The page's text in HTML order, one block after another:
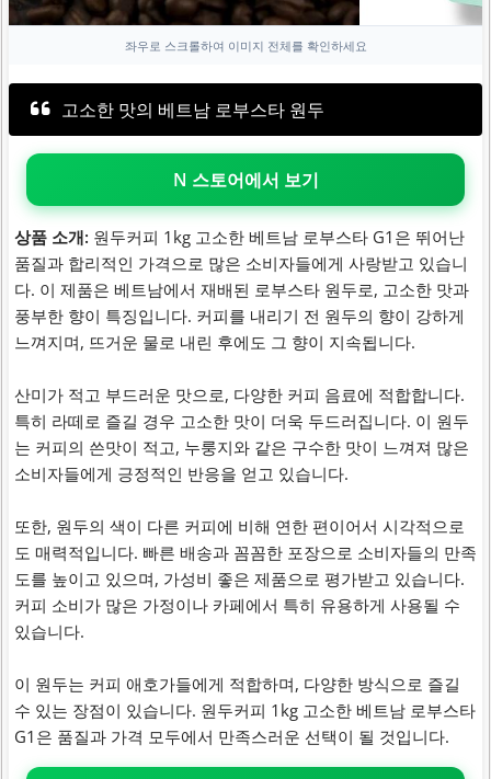
좌우로 스크롤하여 이미지 전체를 확인하세요
고소한 맛의 베트남 로부스타 원두
N 스토어에서 보기
상품 소개: 원두커피 1kg 고소한 베트남 로부스타 G1은 뛰어난
품질과 합리적인 가격으로 많은 소비자들에게 사랑받고 있습니
다. 이 제품은 베트남에서 재배된 로부스타 원두로, 고소한 맛과
풍부한 향이 특징입니다. 커피를 내리기 전 원두의 향이 강하게
느껴지며, 뜨거운 물로 내린 후에도 그 향이 지속됩니다.
산미가 적고 부드러운 맛으로, 다양한 커피 음료에 적합합니다.
특히 라떼로 즐길 경우 고소한 맛이 더욱 두드러집니다. 이 원두
는 커피의 쓴맛이 적고, 누룽지와 같은 구수한 맛이 느껴져 많은
소비자들에게 긍정적인 반응을 얻고 있습니다.
또한, 원두의 색이 다른 커피에 비해 연한 편이어서 시각적으로
도 매력적입니다. 빠른 배송과 꼼꼼한 포장으로 소비자들의 만족
도를 높이고 있으며, 가성비 좋은 제품으로 평가받고 있습니다.
커피 소비가 많은 가정이나 카페에서 특히 유용하게 사용될 수
있습니다.
이 원두는 커피 애호가들에게 적합하며, 다양한 방식으로 즐길
수 있는 장점이 있습니다. 원두커피 1kg 고소한 베트남 로부스타
G1은 품질과 가격 모두에서 만족스러운 선택이 될 것입니다.